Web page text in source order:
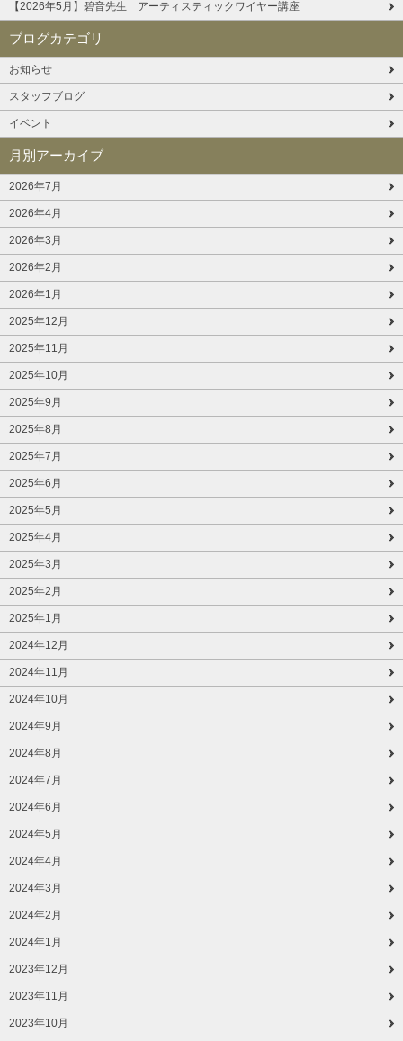
【2026年5月】碧音先生 アーティスティックワイヤー講座
ブログカテゴリ
お知らせ
スタッフブログ
イベント
月別アーカイブ
2026年7月
2026年4月
2026年3月
2026年2月
2026年1月
2025年12月
2025年11月
2025年10月
2025年9月
2025年8月
2025年7月
2025年6月
2025年5月
2025年4月
2025年3月
2025年2月
2025年1月
2024年12月
2024年11月
2024年10月
2024年9月
2024年8月
2024年7月
2024年6月
2024年5月
2024年4月
2024年3月
2024年2月
2024年1月
2023年12月
2023年11月
2023年10月